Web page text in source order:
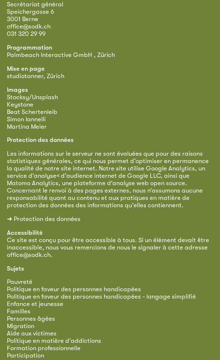
Secrétariat général
Speichergasse 6
3001 Berne
office@sodk.ch
031 320 29 99
Programmation
Palmbeach Interactive GmbH , Zürich
Mise en page
studiotanner, Zürich
Images
Stocksy/Unsplash
Keystone
Beat Schertenleib
Simon Iannelli
Martina Meier
Protection des données
Les informations sur le serveur ne sont évaluées que pour des raisons
statistiques générales, ce qui nous permet d’optimiser en permanence
la qualité de notre site internet. Notre site utilise Google Analytics, un
service d’analyse< d’audience internet de Google LLC, ainsi que
Matomo Analytics, une plateforme d'analyse web open source.
Concernant le renvoi à des pages externes, nous n’assumons aucune
responsabilité quant au contenu et aux pratiques en matière de
protection des données des informations qu’elles contiennent.
➜ Protection des données
Accessibilité
Ce site est conçu pour être accessible à tous. Si un élément devait être
inaccessible, nous vous remercions de nous le signaler à cette adresse
office@sodk.ch.
Sujets
Pauvreté
Politique en faveur des personnes handicapées
Politique en faveur des personnes handicapées - langage simplifié
Enfance et jeunesse
Familles
Personnes âgées
Migration
Aide aux victimes
Politique en matière d’addictions
Formation professionnelle
Participation